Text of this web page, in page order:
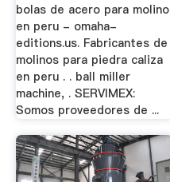
bolas de acero para molino
en peru - omaha-
editions.us. Fabricantes de
molinos para piedra caliza
en peru . . ball miller
machine, . SERVIMEX:
Somos proveedores de ...